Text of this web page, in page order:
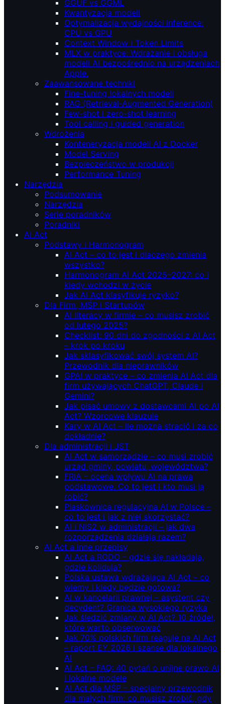
GGUF vs GGML
Kwantyzacja modeli
Optymalizacja wydajności inference:
CPU vs GPU
Context Window i Token Limits
MLX w praktyce: Wdrażanie i obsługa
modeli AI bezpośrednio na urządzeniach
Apple.
Zaawansowane techniki
Fine-tuning lokalnych modeli
RAG (Retrieval‑Augmented Generation)
Few-shot i zero-shot learning
Tool calling i guided generation
Wdrożenia
Konteneryzacja modeli AI z Docker
Model Serving
Bezpieczeństwo w produkcji
Performance Tuning
Narzędzia
Podsumowanie
Narzędzia
Serie poradników
Poradniki
AI Act
Podstawy i Harmonogram
AI Act – co to jest i dlaczego zmienia
wszystko?
Harmonogram AI Act 2025–2027: co i
kiedy wchodzi w życie
Jak AI Act klasyfikuje ryzyko?
Dla Firm, MŚP i Startupów
AI literacy w firmie – co musisz zrobić
od lutego 2025?
Checklist: 90 dni do zgodności z AI Act
– krok po kroku
Jak sklasyfikować swój system AI?
Przewodnik dla nieprawników
GPAI w praktyce – co zmienia AI Act dla
firm używających ChatGPT, Claude i
Gemini?
Jak pisać umowy z dostawcami AI po AI
Act? Wzorcowe klauzule
Kary w AI Act – ile można stracić i za co
dokładnie?
Dla administracji i JST
AI Act w samorządzie – co musi zrobić
urząd gminy, powiatu, województwa?
FRIA – ocena wpływu AI na prawa
podstawowe. Co to jest i kto musi ją
robić?
Piaskownica regulacyjna AI w Polsce –
co to jest i jak z niej skorzystać?
AI i NIS2 w administracji – jak dwa
rozporządzenia działają razem?
AI Act a inne przepisy
AI Act a RODO – gdzie się nakładają,
gdzie kolidują?
Polska ustawa wdrażająca AI Act – co
wiemy i kiedy będzie gotowa?
AI w kancelarii prawnej – asystent czy
decydent? Granica wysokiego ryzyka
Jak śledzić zmiany w AI Act? 10 źródeł,
które warto obserwować
Jak 70% polskich firm reaguje na AI Act
– raport EY 2026 i szanse dla lokalnego
AI
AI Act – FAQ: 40 pytań o unijne prawo AI
i lokalne modele
AI Act dla MŚP – specjalny przewodnik
dla małych firm: co musisz zrobić, gdy